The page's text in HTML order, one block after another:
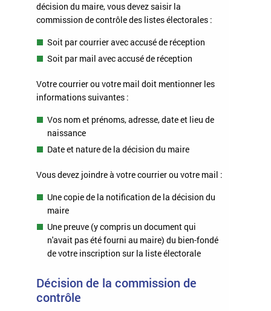
décision du maire, vous devez saisir la
commission de contrôle des listes électorales :
Soit par courrier avec accusé de réception
Soit par mail avec accusé de réception
Votre courrier ou votre mail doit mentionner les
informations suivantes :
Vos nom et prénoms, adresse, date et lieu de
naissance
Date et nature de la décision du maire
Vous devez joindre à votre courrier ou votre mail :
Une copie de la notification de la décision du
maire
Une preuve (y compris un document qui
n'avait pas été fourni au maire) du bien-fondé
de votre inscription sur la liste électorale
Décision de la commission de
contrôle